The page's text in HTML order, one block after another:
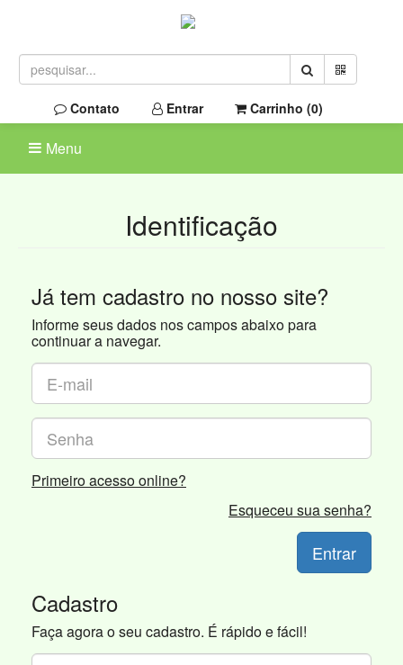
Contato Entrar Carrinho (0)
Menu
Identificação
Já tem cadastro no nosso site?
Informe seus dados nos campos abaixo para
continuar a navegar.
Primeiro acesso online?
Esqueceu sua senha?
Entrar
Cadastro
Faça agora o seu cadastro. É rápido e fácil!